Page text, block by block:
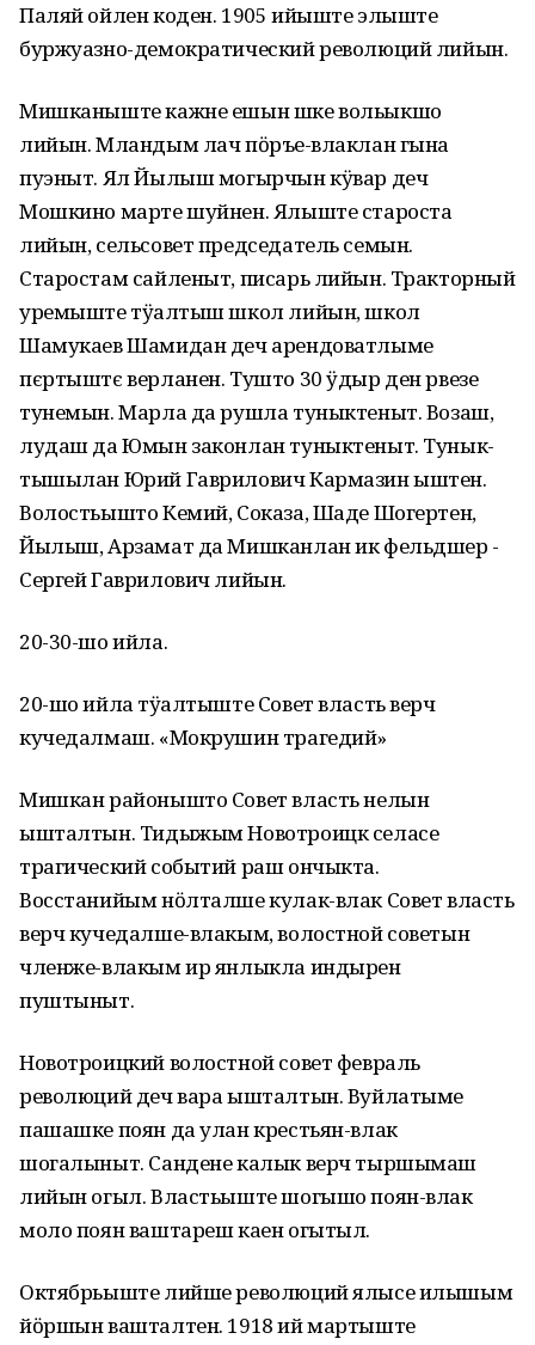
Паляй ойлен коден. 1905 ийыште элыште
буржуазно-демократический революций лийын.
Мишканыште кажне ешын шке вольыкшо
лийын. Мландым лач пӧръеҥ-влаклан гына
пуэныт. Ял Йылыш могырчын кӱвар деч
Мошкино марте шуйнен. Ялыште староста
лийын, сельсовет председатель семын.
Старостам сайленыт, писарь лийын. Тракторный
уремыште тӱҥалтыш школ лийын, школ
Шамукаев Шамидан деч арендоватлыме
пєртыштє верланен. Тушто 30 ӱдыр ден рвезе
тунемын. Марла да рушла туныктеныт. Возаш,
лудаш да Юмын законлан туныктеныт. Тунык-
тышылан Юрий Гаврилович Кармазин ыштен.
Волостьышто Кемий, Соказа, Шаде Шогертен,
Йылыш, Арзамат да Мишканлан ик фельдшер -
Сергей Гаврилович лийын.
20-30-шо ийла.
20-шо ийла тӱҥалтыште Совет власть верч
кучедалмаш. «Мокрушин трагедий»
Мишкан районышто Совет власть нелын
ышталтын. Тидыжым Новотроицк селасе
трагический событий раш ончыкта.
Восстанийым нӧлталше кулак-влак Совет власть
верч кучедалше-влакым, волостной советын
членже-влакым ир янлыкла индырен
пуштыныт.
Новотроицкий волостной совет февраль
революций деч вара ышталтын. Вуйлатыме
пашашке поян да улан крестьян-влак
шогалыныт. Сандене калык верч тыршымаш
лийын огыл. Властьыште шогышо поян-влак
моло поян ваштареш каен огытыл.
Октябрьыште лийше революций ялысе илышым
йӧршын вашталтен. 1918 ий мартыште